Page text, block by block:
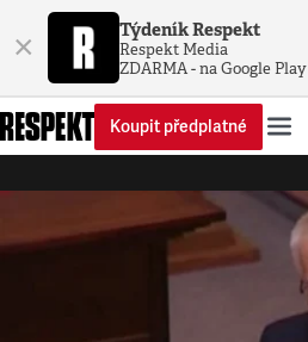
× Týdeník Respekt
Respekt Media
ZDARMA - na Google Play
Koupit předplatné